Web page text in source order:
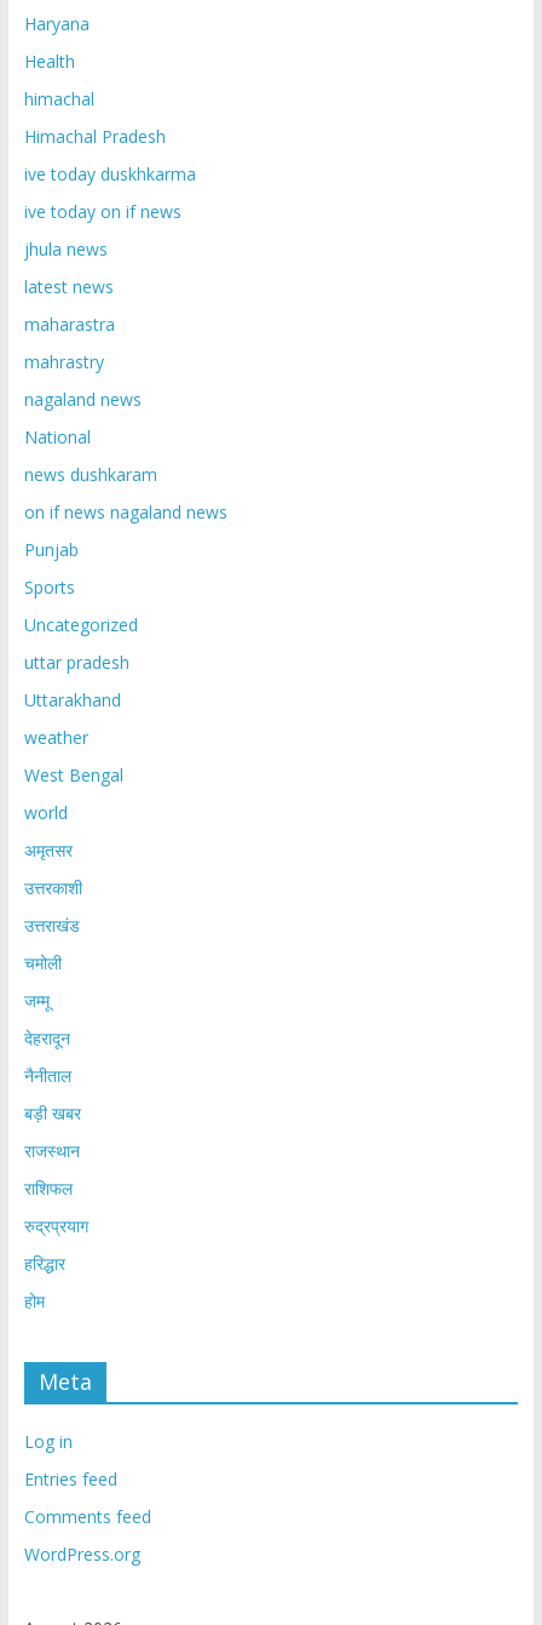
Haryana
Health
himachal
Himachal Pradesh
ive today duskhkarma
ive today on if news
jhula news
latest news
maharastra
mahrastry
nagaland news
National
news dushkaram
on if news nagaland news
Punjab
Sports
Uncategorized
uttar pradesh
Uttarakhand
weather
West Bengal
world
अमृतसर
उत्तरकाशी
उत्तराखंड
चमोली
जम्मू
देहरादून
नैनीताल
बड़ी खबर
राजस्थान
राशिफल
रुद्रप्रयाग
हरिद्धार
होम
Meta
Log in
Entries feed
Comments feed
WordPress.org